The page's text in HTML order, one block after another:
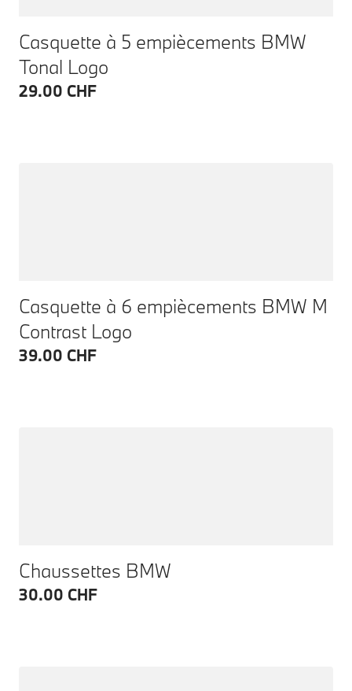
Casquette à 5 empiècements BMW
Tonal Logo
29.00 CHF
Casquette à 6 empiècements BMW M
Contrast Logo
39.00 CHF
Chaussettes BMW
30.00 CHF